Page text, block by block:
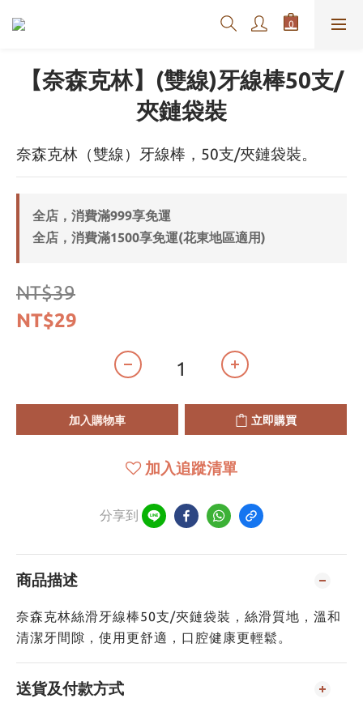
【奈森克林】(雙線)牙線棒50支/
夾鏈袋裝
奈森克林（雙線）牙線棒，50支/夾鏈袋裝。
全店，消費滿999享免運
全店，消費滿1500享免運(花東地區適用)
NT$39
NT$29
加入購物車 立即購買
加入追蹤清單
分享到
商品描述
奈森克林絲滑牙線棒50支/夾鏈袋裝，絲滑質地，溫和
清潔牙間隙，使用更舒適，口腔健康更輕鬆。
送貨及付款方式